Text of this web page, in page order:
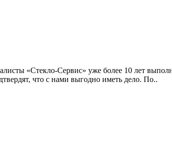
«Стекло-Сервис» уже более 10 лет
что с нами выгодно иметь дело. По..